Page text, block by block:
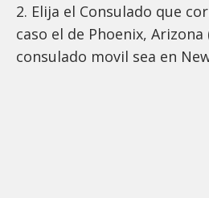
2. Elija el Consulado que
caso el de Phoenix, Arizona
consulado movil sea en